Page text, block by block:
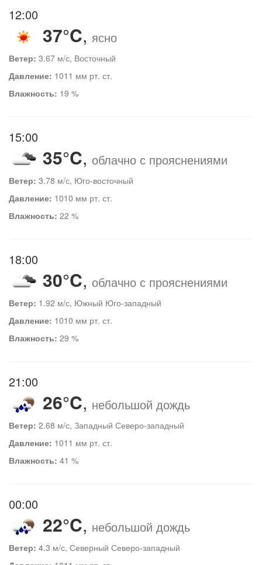
12:00
37°C, ясно
Ветер: 3.67 м/с, Восточный
Давление: 1011 мм рт. ст.
Влажность: 19 %
15:00
35°C, облачно с прояснениями
Ветер: 3.78 м/с, Юго-восточный
Давление: 1010 мм рт. ст.
Влажность: 22 %
18:00
30°C, облачно с прояснениями
Ветер: 1.92 м/с, Южный Юго-западный
Давление: 1010 мм рт. ст.
Влажность: 29 %
21:00
26°C, небольшой дождь
Ветер: 2.68 м/с, Западный Северо-западный
Давление: 1011 мм рт. ст.
Влажность: 41 %
00:00
22°C, небольшой дождь
Ветер: 4.3 м/с, Северный Северо-западный